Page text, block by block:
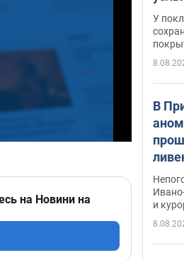
на Новини на
У
В
и